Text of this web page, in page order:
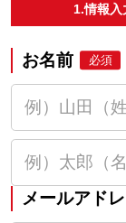
1.情報入
お名前 必須
メールアド